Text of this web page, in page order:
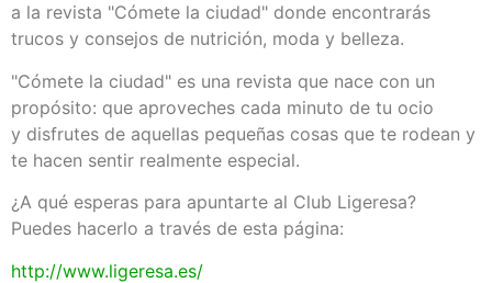
a la revista "Cómete la ciudad" donde encontrarás
trucos y consejos de nutrición, moda y belleza.
"Cómete la ciudad" es una revista que nace con un
propósito: que aproveches cada minuto de tu ocio
y disfrutes de aquellas pequeñas cosas que te rodean y
te hacen sentir realmente especial.
¿A qué esperas para apuntarte al Club Ligeresa?
Puedes hacerlo a través de esta página:
http://www.ligeresa.es/